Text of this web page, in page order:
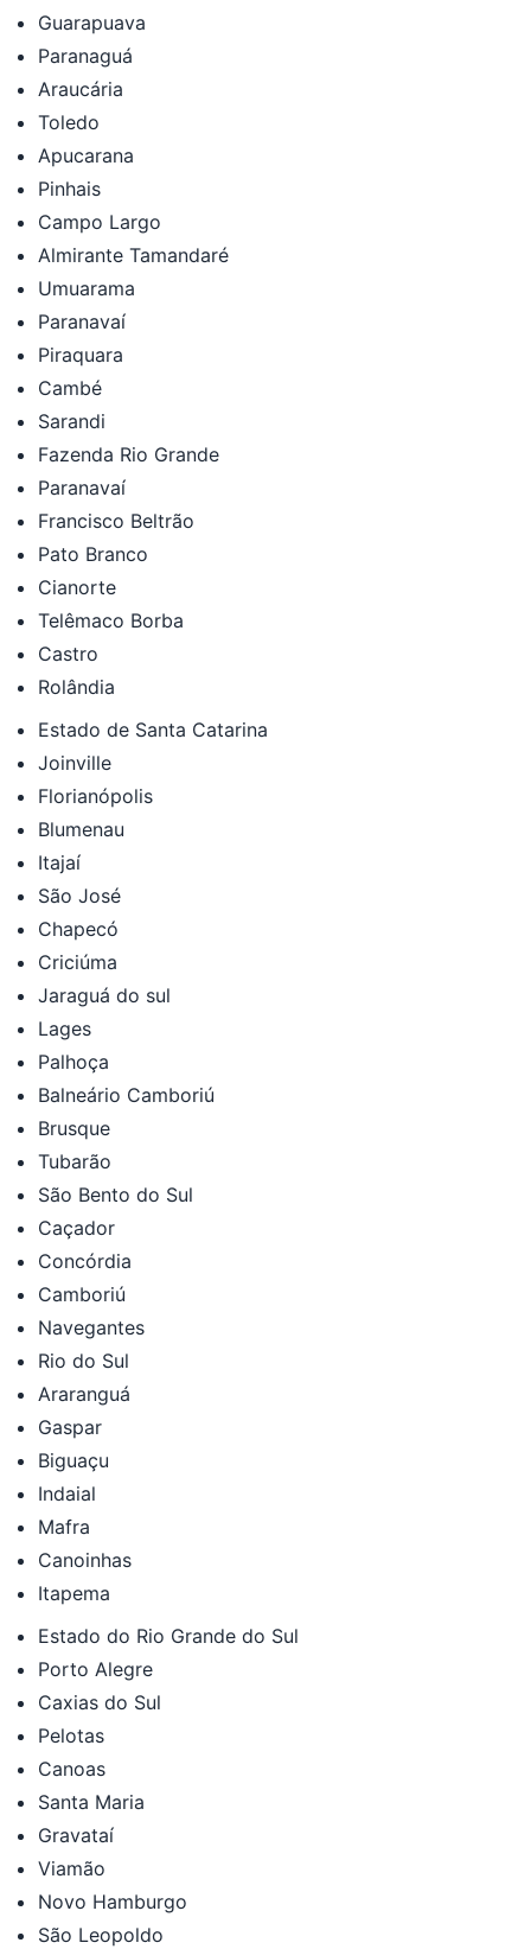
Guarapuava
Paranaguá
Araucária
Toledo
Apucarana
Pinhais
Campo Largo
Almirante Tamandaré
Umuarama
Paranavaí
Piraquara
Cambé
Sarandi
Fazenda Rio Grande
Paranavaí
Francisco Beltrão
Pato Branco
Cianorte
Telêmaco Borba
Castro
Rolândia
Estado de Santa Catarina
Joinville
Florianópolis
Blumenau
Itajaí
São José
Chapecó
Criciúma
Jaraguá do sul
Lages
Palhoça
Balneário Camboriú
Brusque
Tubarão
São Bento do Sul
Caçador
Concórdia
Camboriú
Navegantes
Rio do Sul
Araranguá
Gaspar
Biguaçu
Indaial
Mafra
Canoinhas
Itapema
Estado do Rio Grande do Sul
Porto Alegre
Caxias do Sul
Pelotas
Canoas
Santa Maria
Gravataí
Viamão
Novo Hamburgo
São Leopoldo